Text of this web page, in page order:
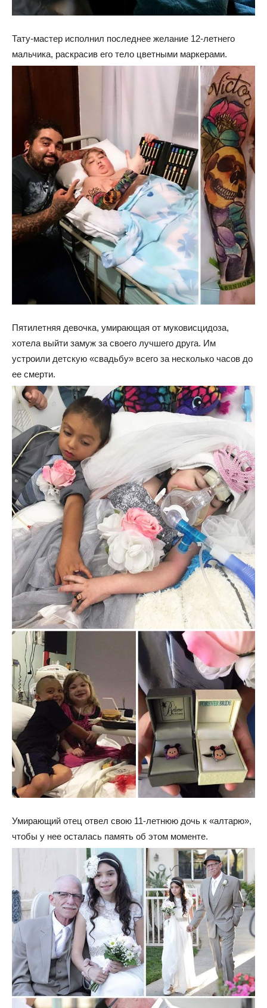
Тату-мастер исполнил последнее желание 12-летнего
мальчика, раскрасив его тело цветными маркерами.
Пятилетняя девочка, умирающая от муковисцидоза,
хотела выйти замуж за своего лучшего друга. Им
устроили детскую «свадьбу» всего за несколько часов до
ее смерти.
Умирающий отец отвел свою 11-летнюю дочь к «алтарю»,
чтобы у нее осталась память об этом моменте.